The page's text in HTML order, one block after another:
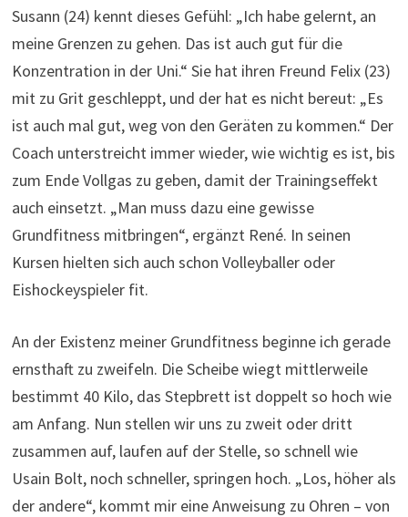
Susann (24) kennt dieses Gefühl: „Ich habe gelernt, an
meine Grenzen zu gehen. Das ist auch gut für die
Konzentration in der Uni.“ Sie hat ihren Freund Felix (23)
mit zu Grit geschleppt, und der hat es nicht bereut: „Es
ist auch mal gut, weg von den Geräten zu kommen.“ Der
Coach unterstreicht immer wieder, wie wichtig es ist, bis
zum Ende Vollgas zu geben, damit der Trainingseffekt
auch einsetzt. „Man muss dazu eine gewisse
Grundfitness mitbringen“, ergänzt René. In seinen
Kursen hielten sich auch schon Volleyballer oder
Eishockeyspieler fit.
An der Existenz meiner Grundfitness beginne ich gerade
ernsthaft zu zweifeln. Die Scheibe wiegt mittlerweile
bestimmt 40 Kilo, das Stepbrett ist doppelt so hoch wie
am Anfang. Nun stellen wir uns zu zweit oder dritt
zusammen auf, laufen auf der Stelle, so schnell wie
Usain Bolt, noch schneller, springen hoch. „Los, höher als
der andere“, kommt mir eine Anweisung zu Ohren – von